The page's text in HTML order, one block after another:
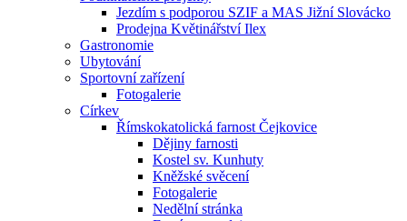
Jezdím s podporou SZIF a MAS Jižní Slovácko
Prodejna Květinářství Ilex
Gastronomie
Ubytování
Sportovní zařízení
Fotogalerie
Církev
Římskokatolická farnost Čejkovice
Dějiny farnosti
Kostel sv. Kunhuty
Kněžské svěcení
Fotogalerie
Nedělní stránka